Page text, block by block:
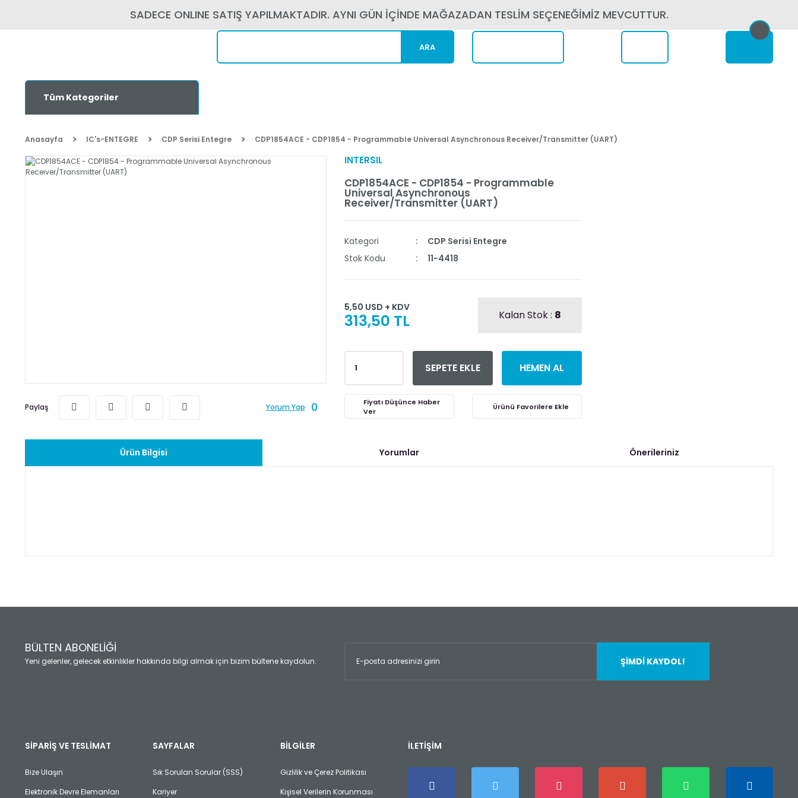
SADECE ONLINE SATIŞ YAPILMAKTADIR. AYNI GÜN İÇİNDE MAĞAZADAN TESLİM SEÇENEĞİMİZ MEVCUTTUR.
ARA
Tüm Kategoriler
Anasayfa IC's-ENTEGRE CDP Serisi Entegre CDP1854ACE - CDP1854 - Programmable Universal Asynchronous Receiver/Transmitter (UART)
Paylaş Yorum Yap 0
INTERSIL
CDP1854ACE - CDP1854 - Programmable
Universal Asynchronous
Receiver/Transmitter (UART)
Kategori
CDP Serisi Entegre
Stok Kodu
11-4418
5,50 USD + KDV
313,50 TL Kalan Stok : 8
SEPETE EKLE HEMEN AL
Fiyatı Düşünce Haber
Ver
Ürün Bilgisi Yorumlar Önerileriniz
Yorum Yaz
Ürün açıklamasında eksik bilgiler bulunuyor.
Ürün fiyatı diğer sitelerden daha pahalı.
Bu ürüne benzer farklı alternatifler olmalı.
BÜLTEN ABONELİĞİ
Yeni gelenler, gelecek etkinlikler hakkında bilgi almak için bizim bültene kaydolun. ŞİMDİ KAYDOL!
SİPARİŞ VE TESLİMAT
Bize Ulaşın
Elektronik Devre Elemanları
SAYFALAR
Sık Sorulan Sorular (SSS)
Kariyer
BİLGİLER
Gizlilik ve Çerez Politikası
Kişisel Verilerin Korunması
İLETİŞİM